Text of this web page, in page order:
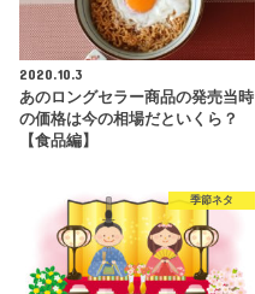
2020.10.3
あのロングセラー商品の発売当時
の価格は今の相場だといくら？
【食品編】
季節ネタ